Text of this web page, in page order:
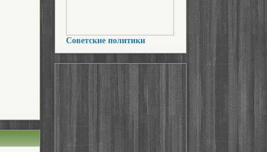
Советские политики